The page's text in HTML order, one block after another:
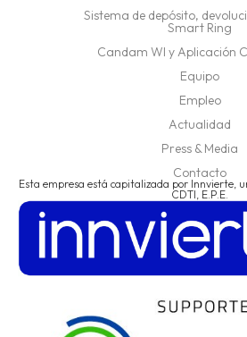
Sistema de depósito,
Smart Ring
Candam WI y Aplicación
Equipo
Empleo
Actualidad
Press & Media
Contacto
Esta empresa está capitalizada por Innvierte,
CDTI, E.P.E.